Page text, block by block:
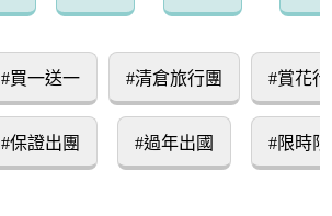
#買一送一
#保證出團
#清倉旅行團
#過年出國
#賞花
#限時